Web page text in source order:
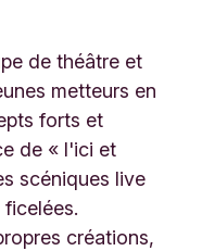
de théâtre et
metteurs en
forts et
de « l'ici et
scéniques live
créations,